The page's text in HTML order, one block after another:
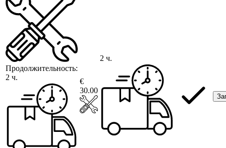
Продолжительность:
2 ч.
€
30.00
2 ч.